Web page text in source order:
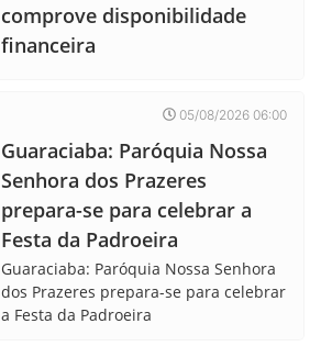
comprove disponibilidade
financeira
05/08/2026 06:00
Guaraciaba: Paróquia Nossa
Senhora dos Prazeres
prepara-se para celebrar a
Festa da Padroeira
Guaraciaba: Paróquia Nossa Senhora
dos Prazeres prepara-se para celebrar
a Festa da Padroeira